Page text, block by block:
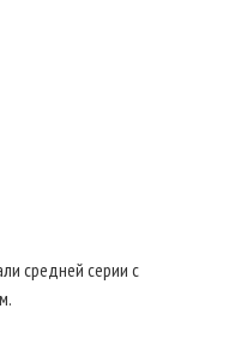
средней серии с